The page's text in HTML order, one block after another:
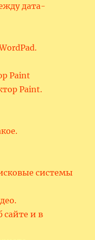
дата-
Paint
Paint.
системы
сайте и в